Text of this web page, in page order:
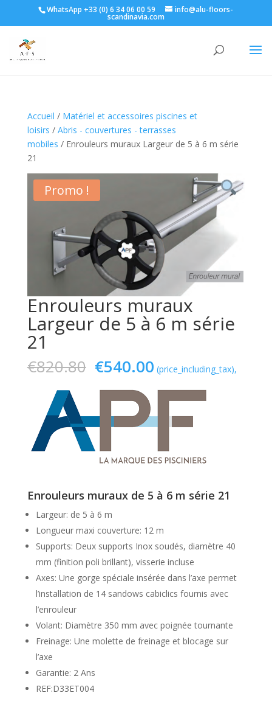
WhatsApp +33 (0) 6 34 06 00 59 info@alu-floors-
scandinavia.com
Accueil / Matériel et accessoires piscines et
loisirs / Abris - couvertures - terrasses
mobiles / Enrouleurs muraux Largeur de 5 à 6 m série
21
Promo !
Enrouleurs muraux
Largeur de 5 à 6 m série
21
€820.80 Le
prix
initial
était :
€820.80.
€540.00Le
prix
actuel
est :
€540.00.
(price_including_tax),
Enrouleurs muraux de 5 à 6 m série 21
Largeur: de 5 à 6 m
Longueur maxi couverture: 12 m
Supports: Deux supports Inox soudés, diamètre 40
mm (finition poli brillant), visserie incluse
Axes: Une gorge spéciale insérée dans l’axe permet
l’installation de 14 sandows cabiclics fournis avec
l’enrouleur
Volant: Diamètre 350 mm avec poignée tournante
Freinage: Une molette de freinage et blocage sur
l’axe
Garantie: 2 Ans
REF:D33ET004